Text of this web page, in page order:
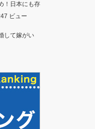
！日本にも存
ビュー
して嫁がい